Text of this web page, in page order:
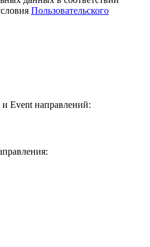
Пользовательского
Event направлений: